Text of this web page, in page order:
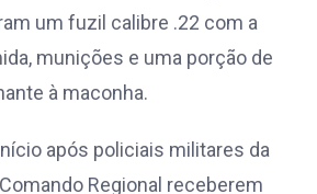
um fuzil calibre .22 com a
munições e uma porção de
à maconha.
após policiais militares da
Regional receberem